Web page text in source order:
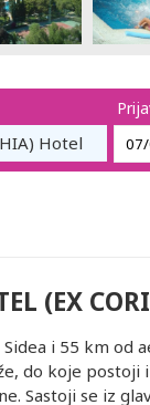
Hotel
(EX
i 55 km od
do koje postoji i
Sastoji se iz